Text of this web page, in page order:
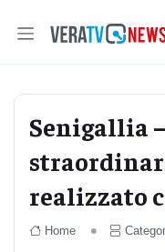
Senigallia
realizzato
Home